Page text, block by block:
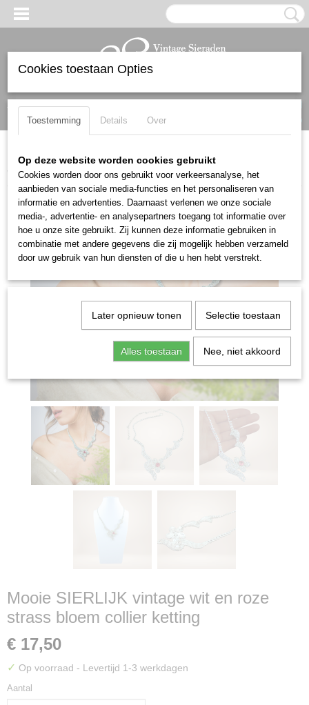
Inloggen Registreren
(0)
Home >Kettingen> Kettingen met hanger>Mooie SIERLIJK
vintage wit en roze strass bloem collier ketting
Mooie SIERLIJK vintage wit en roze
strass bloem collier ketting
€ 17,50
✓ Op voorraad - Levertijd 1-3 werkdagen
Aantal
Cookies toestaan Opties
Toestemming Details Over
Op deze website worden cookies gebruikt
Cookies worden door ons gebruikt voor verkeersanalyse, het
aanbieden van sociale media-functies en het personaliseren van
informatie en advertenties. Daarnaast verlenen we onze sociale
media-, advertentie- en analysepartners toegang tot informatie over
hoe u onze site gebruikt. Zij kunnen deze informatie gebruiken in
combinatie met andere gegevens die zij mogelijk hebben verzameld
door uw gebruik van hun diensten of die u hen hebt verstrekt.
Later opnieuw tonen Selectie toestaan
Alles toestaan Nee, niet akkoord